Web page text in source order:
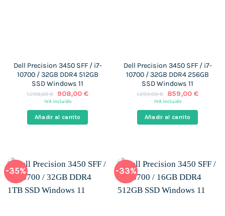
Dell Precision 3450 SFF / i7-
10700 / 32GB DDR4 512GB
SSD Windows 11
1.298,00€
El
precio
era:
1.298,00 €.
908,00 €El
es:
908,00 €.
IVA incluido
Añadir al carrito
Dell Precision 3450 SFF / i7-
10700 / 32GB DDR4 256GB
SSD Windows 11
1.299,00€
El
precio
era:
1.299,00 €.
859,00 €El
es:
859,00
IVA incluido
Añadir al carrito
-35% -33%